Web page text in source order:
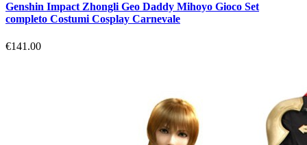
Genshin Impact Zhongli Geo Daddy Mihoyo Gioco Set
completo Costumi Cosplay Carnevale
€141.00